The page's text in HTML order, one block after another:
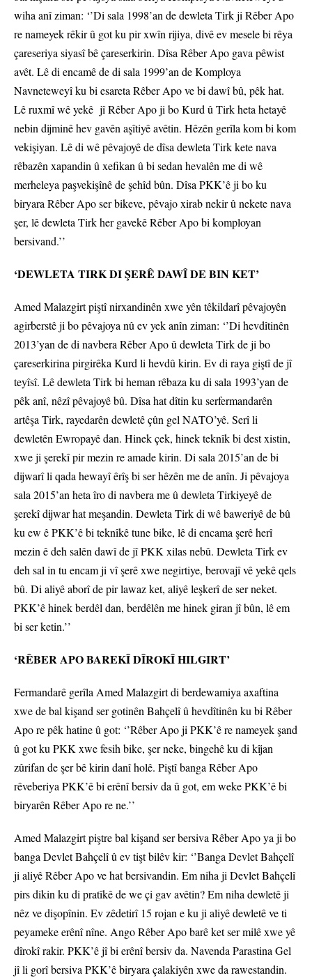
wiha anî ziman: ‘’Di sala 1998’an de dewleta Tirk ji Rêber Apo
re nameyek rêkir û got ku pir xwîn rijiya, divê ev mesele bi rêya
çareseriya siyasî bê çareserkirin. Dîsa Rêber Apo gava pêwist
avêt. Lê di encamê de di sala 1999’an de Komploya
Navneteweyî ku bi esareta Rêber Apo ve bi dawî bû, pêk hat.
Lê ruxmî wê yekê jî Rêber Apo ji bo Kurd û Tirk heta hetayê
nebin dijminê hev gavên aşîtiyê avêtin. Hêzên gerîla kom bi kom
vekişiyan. Lê di wê pêvajoyê de dîsa dewleta Tirk kete nava
rêbazên xapandin û xefikan û bi sedan hevalên me di wê
merheleya paşvekişînê de şehîd bûn. Dîsa PKK’ê ji bo ku
biryara Rêber Apo ser bikeve, pêvajo xirab nekir û nekete nava
şer, lê dewleta Tirk her gavekê Rêber Apo bi komployan
bersivand.’’
‘DEWLETA TIRK DI ŞERÊ DAWÎ DE BIN KET’
Amed Malazgirt piştî nirxandinên xwe yên têkildarî pêvajoyên
agirberstê ji bo pêvajoya nû ev yek anîn ziman: ‘’Di hevdîtinên
2013’yan de di navbera Rêber Apo û dewleta Tirk de ji bo
çareserkirina pirgirêka Kurd li hevdû kirin. Ev di raya giştî de jî
teyîsî. Lê dewleta Tirk bi heman rêbaza ku di sala 1993’yan de
pêk anî, nêzî pêvajoyê bû. Dîsa hat dîtin ku serfermandarên
artêşa Tirk, rayedarên dewletê çûn gel NATO’yê. Serî li
dewletên Ewropayê dan. Hinek çek, hinek teknîk bi dest xistin,
xwe ji şerekî pir mezin re amade kirin. Di sala 2015’an de bi
dijwarî li qada hewayî êrîş bi ser hêzên me de anîn. Ji pêvajoya
sala 2015’an heta îro di navbera me û dewleta Tirkiyeyê de
şerekî dijwar hat meşandin. Dewleta Tirk di wê baweriyê de bû
ku ew ê PKK’ê bi teknîkê tune bike, lê di encama şerê herî
mezin ê deh salên dawî de jî PKK xilas nebû. Dewleta Tirk ev
deh sal in tu encam ji vî şerê xwe negirtiye, berovajî vê yekê qels
bû. Di aliyê aborî de pir lawaz ket, aliyê leşkerî de ser neket.
PKK’ê hinek berdêl dan, berdêlên me hinek giran jî bûn, lê em
bi ser ketin.’’
‘RÊBER APO BAREKÎ DÎROKÎ HILGIRT’
Fermandarê gerîla Amed Malazgirt di berdewamiya axaftina
xwe de bal kişand ser gotinên Bahçelî û hevdîtinên ku bi Rêber
Apo re pêk hatine û got: ‘’Rêber Apo ji PKK’ê re nameyek şand
û got ku PKK xwe fesih bike, şer neke, bingehê ku di kîjan
zûrifan de şer bê kirin danî holê. Piştî banga Rêber Apo
rêveberiya PKK’ê bi erênî bersiv da û got, em weke PKK’ê bi
biryarên Rêber Apo re ne.’’
Amed Malazgirt piştre bal kişand ser bersiva Rêber Apo ya ji bo
banga Devlet Bahçelî û ev tişt bilêv kir: ‘’Banga Devlet Bahçelî
ji aliyê Rêber Apo ve hat bersivandin. Em niha ji Devlet Bahçelî
pirs dikin ku di pratîkê de we çi gav avêtin? Em niha dewletê ji
nêz ve dişopînin. Ev zêdetirî 15 rojan e ku ji aliyê dewletê ve ti
peyameke erênî nîne. Ango Rêber Apo barê ket ser milê xwe yê
dîrokî rakir. PKK’ê jî bi erênî bersiv da. Navenda Parastina Gel
jî li gorî bersiva PKK’ê biryara çalakiyên xwe da rawestandin.